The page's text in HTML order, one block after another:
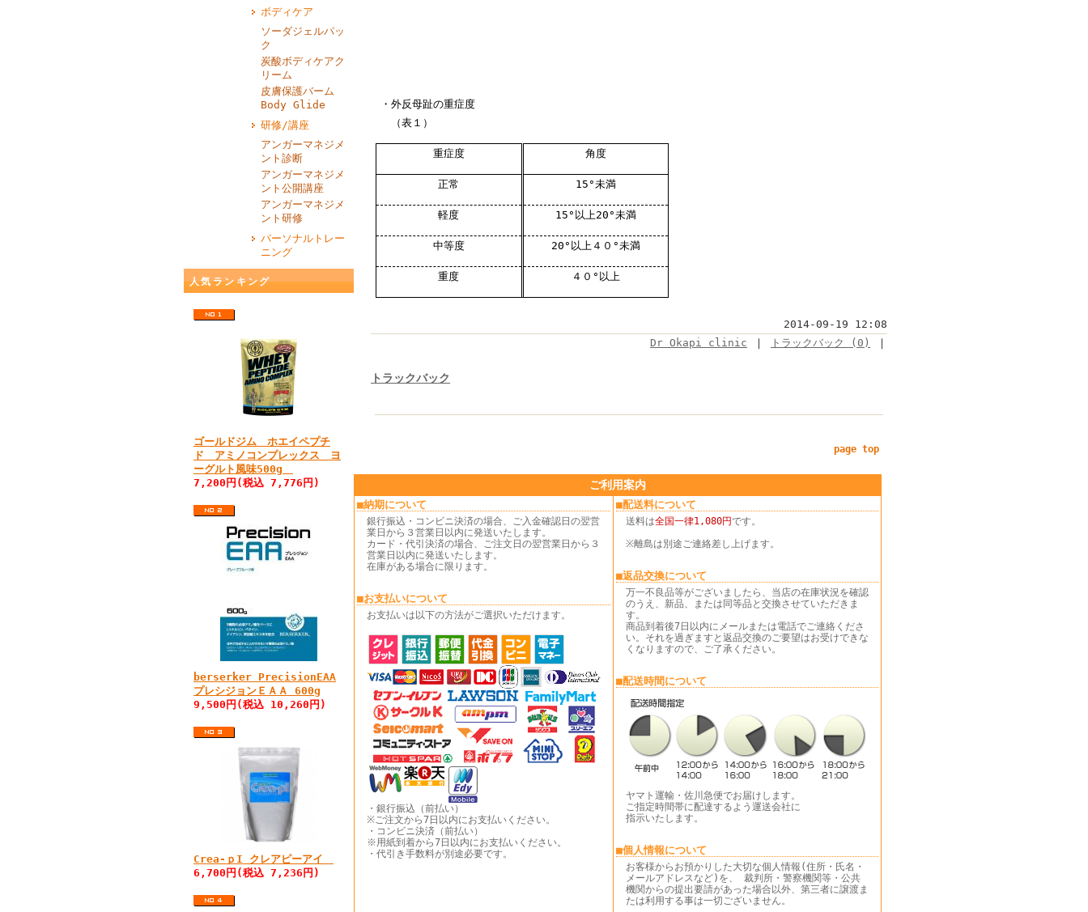
ボディケア
ソーダジェルパッ
ク
炭酸ボディケアク
リーム
皮膚保護バーム
Body Glide
研修/講座
アンガーマネジメ
ント診断
アンガーマネジメ
ント公開講座
アンガーマネジメ
ント研修
パーソナルトレー
ニング
人気ランキング
ゴールドジム ホエイペプチ
ド アミノコンプレックス ヨ
ーグルト風味500g
7,200円(税込 7,776円)
berserker PrecisionEAA
プレシジョンＥＡＡ 600g
9,500円(税込 10,260円)
Crea-ｐI クレアピーアイ
6,700円(税込 7,236円)
・外反母趾の重症度
（表１）
重症度 角度
正常 15 °未満
軽度 15 °以上20 °未満
中等度 20 °以上４０°未満
重度 ４０°以上
2014-09-19 12:08
Dr Okapi clinic
｜ トラックバック (0) ｜
トラックバック
page top
ご利用案内
■納期について
銀行振込・コンビニ決済の場合、ご入金確認日の翌営
業日から３営業日以内に発送いたします。
カード・代引決済の場合、ご注文日の翌営業日から３
営業日以内に発送いたします。
在庫がある場合に限ります。
■お支払いについて
お支払いは以下の方法がご選択いただけます。
・銀行振込（前払い）
※ご注文から7日以内にお支払いください。
・コンビニ決済（前払い）
※用紙到着から7日以内にお支払いください。
・代引き手数料が別途必要です。
■配送料について
送料は全国一律1,080円です。
※離島は別途ご連絡差し上げます。
■返品交換について
万一不良品等がございましたら、当店の在庫状況を確認
のうえ、新品、または同等品と交換させていただきま
す。
商品到着後7日以内にメールまたは電話でご連絡くださ
い。それを過ぎますと返品交換のご要望はお受けできな
くなりますので、ご了承ください。
■配送時間について
ヤマト運輸・佐川急便でお届けします。
ご指定時間帯に配達するよう運送会社に
指示いたします。
■個人情報について
お客様からお預かりした大切な個人情報(住所・氏名・
メールアドレスなど)を、 裁判所・警察機関等・公共
機関からの提出要請があった場合以外、第三者に譲渡ま
たは利用する事は一切ございません。